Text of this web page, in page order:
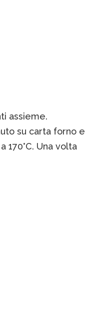
assieme.
su carta forno e
170°C. Una volta